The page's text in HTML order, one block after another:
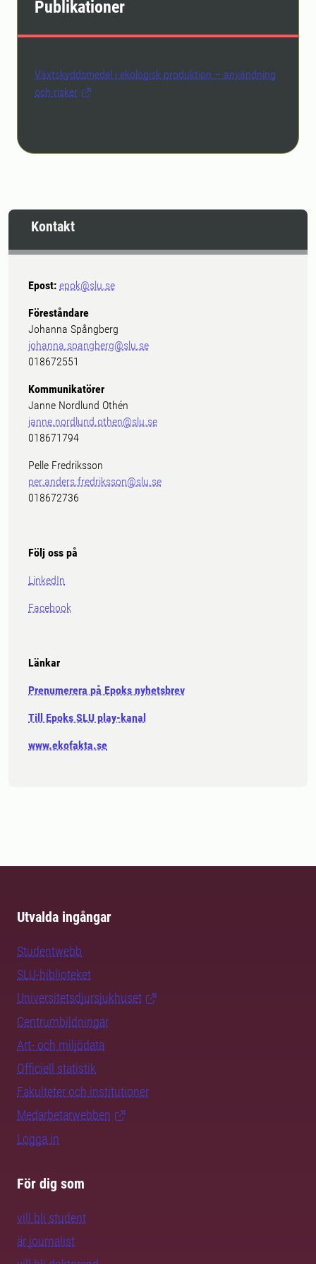
Publikationer
Växtskyddsmedel i ekologisk produktion – användning
och risker
Kontakt
Epost: epok@slu.se
Föreståndare
Johanna Spångberg
johanna.spangberg@slu.se
018672551
Kommunikatörer
Janne Nordlund Othén
janne.nordlund.othen@slu.se
018671794
Pelle Fredriksson
per.anders.fredriksson@slu.se
018672736
Följ oss på
LinkedIn
Facebook
Länkar
Prenumerera på Epoks nyhetsbrev
Till Epoks SLU play-kanal
www.ekofakta.se
Utvalda ingångar
Studentwebb
SLU-biblioteket
Universitetsdjursjukhuset
Centrumbildningar
Art- och miljödata
Officiell statistik
Fakulteter och institutioner
Medarbetarwebben
Logga in
För dig som
vill bli student
är journalist